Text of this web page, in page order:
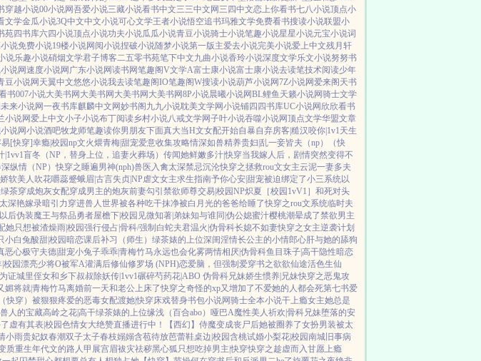
穿越小说00小说网吾爱小说三藏小说看书中文三三中文网 三四中文恋上你看书七八小说顶点小
文学金瓜小说3Q中文中文小说可心文学王者小说悟空追书玛雅文学免费看书搜读小说联盟小
苑四书库六四小说顶点小说功夫小说瓜瓜小说青豆小说骑士小说笔趣小说星星小说元宝小说词
说免费小说19楼小说网阅小说捏破小说随梦小说第一版主爱去小说完美小说爱上中文残月轩
说乐趣小说硝烟文学君子博客二五零书苑笔下中文九曲小说香玲小说深度文学乐文小说努努书
说网速度小说网 广东小说网读书网笔趣阁V文学A富士康小说富士康小说去读笔技术阅读少年
豆小说网 天翼中文悠悠小说我去读笔趣阁IO笔趣阁W搜读小说葫芦小说网7Z小说网爱来阁 天书
书007小说大美书网 大美书网 大美书网 大美书网8P小说晨曦小说网BL鲤鱼 天籁小说网骑士文学
未来小说网一夜书库麒麟中文网妙书阁 九九小说耽美文学网小说铺四四书库UC小说网 欣欣看书
小说网爱上中文小子小说布丁阅读乡村小说八戒文学网子叶小说吞噬小说网顶点文学华盟文章
说网小说酒吧牧龙师笔趣读你男朋友下面真大当H文女配开始自暴自弃房客|糙汉咬你|1v1天生
[快穿]幸瘾|校园np文火煨青梅|甜宠爱意收集攻略情深如兽精养贵妇|乱一妾皆夫（np）
（快
|1vv1盲冬（NP，替身上位，追妻火葬场） 传闻她鲜嫩多汁|快穿当我嫁人后，剧情突然变得不
纵情（NP）快穿之睡遍男神(nph)兽医 入禽太深禁忌沉沦快穿之拯救rou文女主云泥一妻多夫
软美人 吹花嚼蕊蹙蛾眉|古言失贞|NP虐文女主求生指南予你心安|甜宠被迫绑定了小三系统以
茶穿成炮灰女配穿成男主的炮灰前妻勾引禁欲师尊交易|校园NP炽夏［校园1vV1］ 和死对头
深艳嫁录暗引力穿进兽人世界被各种吃干抹净被白月光的爸爸给睡了快穿之rou文系统临时夫
后伪装魔王与祭品勇者屋檐下|校园 见微知著|弟妹知与谁同|伪公媳蜜汁樱桃潮晕成了禁欲男主
她只想被渣燥雨|校园强行侵占|骨科/强制 白蛇夫君温火|伪骨科长媳不如妻快穿之女主逆袭计划
小白兔酸甜|校园暗恋课后补习（师生） 绿茶婊的上位深闺淫情长公主的小情郎心肝与她的舔狗
恶心极守夫德|甜宠小兔子乖乖|青梅竹马永远也会化雾两情相厌|伪骨科鱼目珠子|高干隐性暗恋
校园漂亮少将O被军A灌满后修仙修罗场 (NPH)恋爱脑，但强制爱穿书之欲欲仙途活色生仙
证城里侄女和乡下叔叔除妖传|1vv1碾碎芍药花|ABO 伪骨科兄妹娇生惯养|兄妹快穿之恶鬼攻
媚将就|青梅竹马离婚前一天和老公上床了快穿之奇怪的xp又增加了不爱她的人都会死第七书爱
（快穿）被狠狠疼爱的恶毒女配渡她|快穿床戏替身书包小说网骑士全本小说干上瘾女主她总是
兽人的宝藏高岭之花|高干绿茶婊的上位缘浅（百合abo）哑巴A魔性美人祈欢|骨科兄妹堕落的安
虚有其表|校园色情女大绝赞直播进行中！ 【西幻】侍魔变成丧尸后她被圈养了女扮男装被太
小雨贵妃奴春潮双子太子春枝嫋嫋含苞待放芭蕾鞋桌边|校园含桃试婚小梨花|校园南城旧事病
质重生年代文的路人甲 展宫眉袚灾祛秽黑心狐只想吃掉男主|快穿快穿之趁虚而入甘愿上瘾